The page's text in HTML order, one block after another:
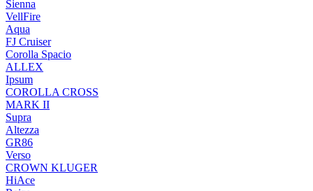
Sienna
VellFire
Aqua
FJ Cruiser
Corolla Spacio
ALLEX
Ipsum
COROLLA CROSS
MARK II
Supra
Altezza
GR86
Verso
CROWN KLUGER
HiAce